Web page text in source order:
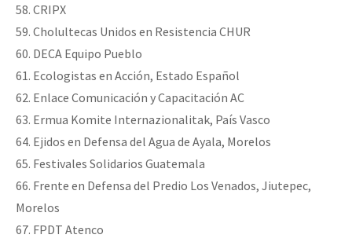
58. CRIPX
59. Cholultecas Unidos en Resistencia CHUR
60. DECA Equipo Pueblo
61. Ecologistas en Acción, Estado Español
62. Enlace Comunicación y Capacitación AC
63. Ermua Komite Internazionalitak, País Vasco
64. Ejidos en Defensa del Agua de Ayala, Morelos
65. Festivales Solidarios Guatemala
66. Frente en Defensa del Predio Los Venados, Jiutepec,
Morelos
67. FPDT Atenco